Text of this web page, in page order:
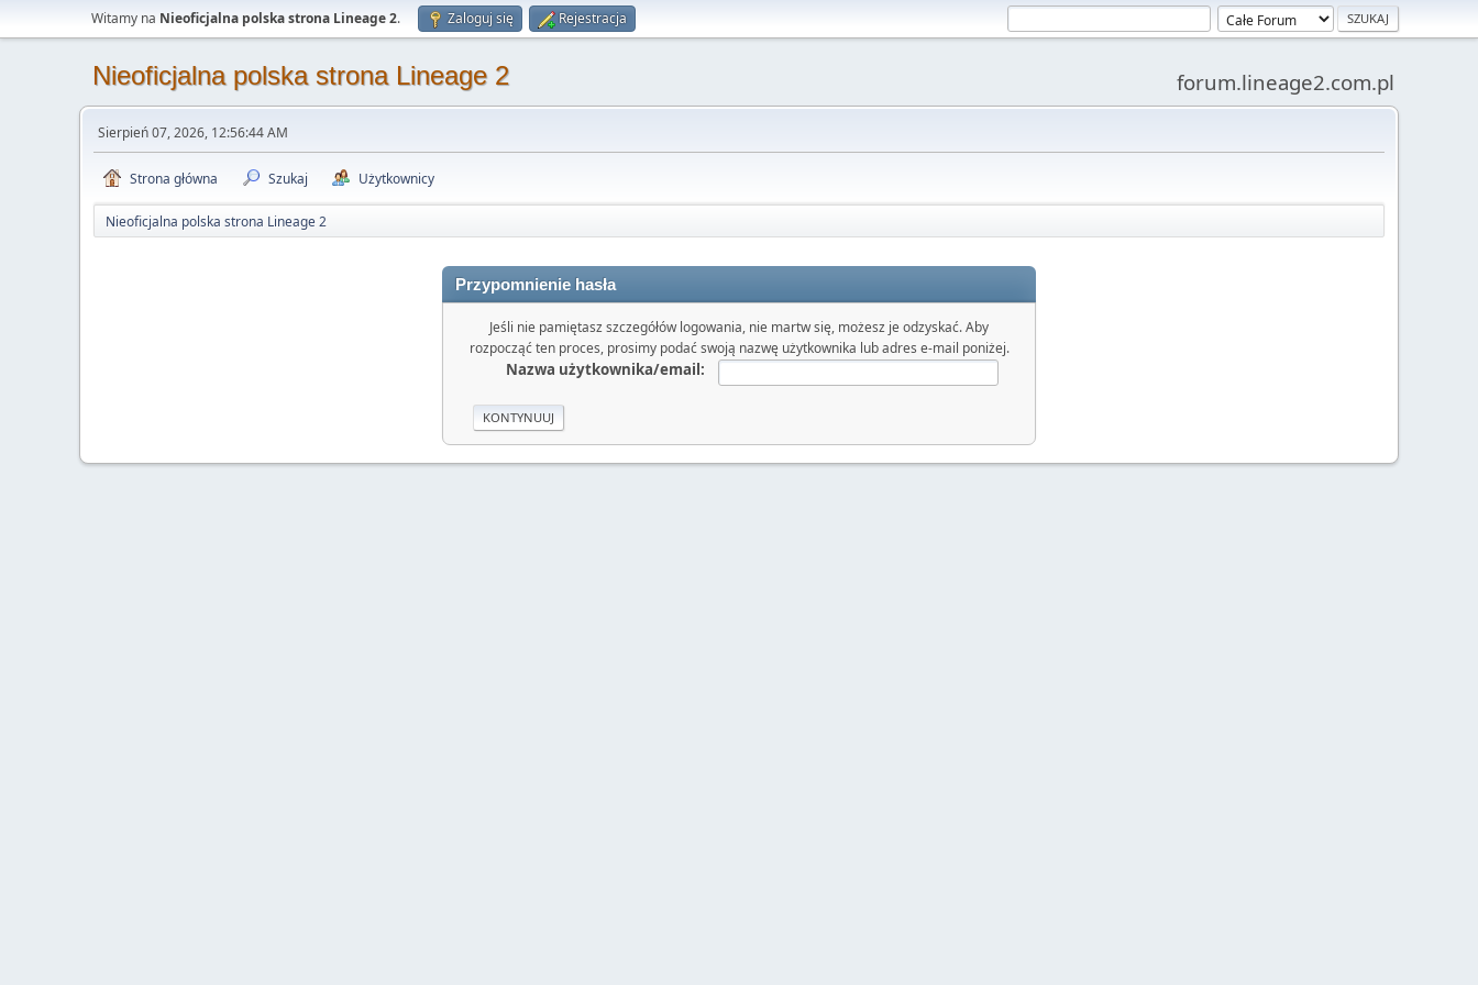
Witamy na Nieoficjalna polska strona Lineage 2. Zaloguj się Rejestracja
Nieoficjalna polska strona Lineage 2 forum.lineage2.com.pl
Sierpień 07, 2026, 12:56:44 AM
Strona główna Szukaj Użytkownicy
Nieoficjalna polska strona Lineage 2
Przypomnienie hasła
Jeśli nie pamiętasz szczegółów logowania, nie martw się, możesz je odzyskać. Aby
rozpocząć ten proces, prosimy podać swoją nazwę użytkownika lub adres e-mail poniżej.
Nazwa użytkownika/email: